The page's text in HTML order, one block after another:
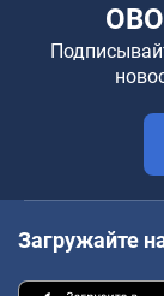
Загружайте